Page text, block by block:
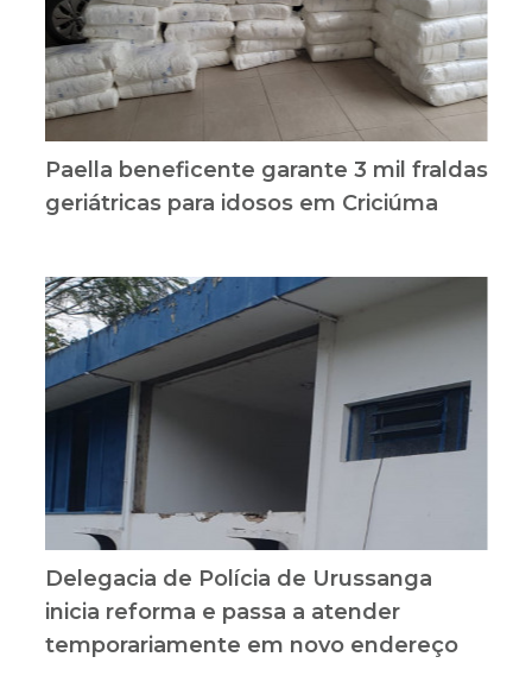
Paella beneficente garante 3 mil fraldas
geriátricas para idosos em Criciúma
Delegacia de Polícia de Urussanga
inicia reforma e passa a atender
temporariamente em novo endereço